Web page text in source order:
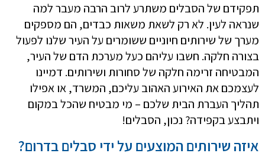
תפקידם של הסבלים משתרע לרוב הרבה מעבר למה
שנראה לעין. לא רק לשאת משאות כבדים, הם מספקים
מערך של שירותים חיוניים ששומרים על העיר שלנו לפעול
בצורה חלקה. חשבו עליהם כעל מערכת הדם של העיר,
המבטיחה זרימה חלקה של סחורות ושירותים. דמיינו
לעצמכם את האירוע האהוב עליכם, המשרד, או אפילו
תהליך העברת הבית שלכם – מי מבטיח שהכל במקום
ויתבצע בקפידה? נכון, הסבלים!
איזה שירותים המוצעים על ידי סבלים בדרום?